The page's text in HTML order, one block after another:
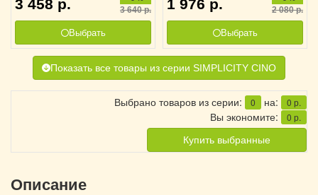
3 458 р. 3 640р.
Выбрать
1 976 р. 2 080р.
Выбрать
Показать все товары из серии SIMPLICITY CINO
Выбрано товаров из серии: 0 на: 0 р.
Вы экономите: 0 р.
Купить выбранные
Описание